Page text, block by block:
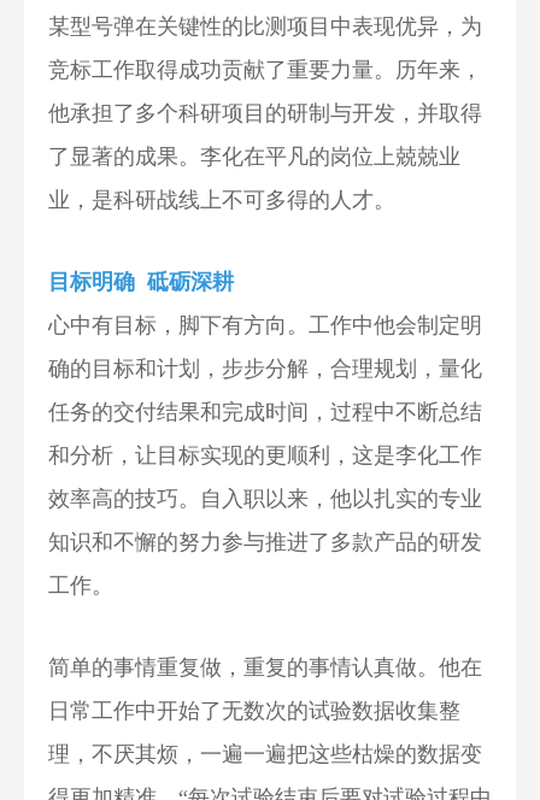
某型号弹在关键性的比测项目中表现优异，为
竞标工作取得成功贡献了重要力量。历年来，
他承担了多个科研项目的研制与开发，并取得
了显著的成果。李化在平凡的岗位上兢兢业
业，是科研战线上不可多得的人才。
目标明确 砥砺深耕
心中有目标，脚下有方向。工作中他会制定明
确的目标和计划，步步分解，合理规划，量化
任务的交付结果和完成时间，过程中不断总结
和分析，让目标实现的更顺利，这是李化工作
效率高的技巧。自入职以来，他以扎实的专业
知识和不懈的努力参与推进了多款产品的研发
工作。
简单的事情重复做，重复的事情认真做。他在
日常工作中开始了无数次的试验数据收集整
理，不厌其烦，一遍一遍把这些枯燥的数据变